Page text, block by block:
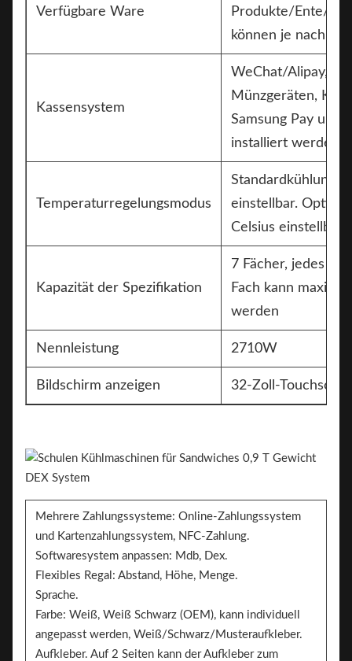
Verfügbare Ware
Produkte/Ente/
können je nach
Kassensystem
WeChat/Alipay,
Münzgeräten,
Samsung Pay und
installiert werden
Temperaturregelungsmodus
Standardkühlung:
einstellbar.
Celsius einstellbar
Kapazität der Spezifikation
7 Fächer, jedes
Fach kann
werden
Nennleistung 2710W
Bildschirm anzeigen 32-Zoll-
Mehrere Zahlungssysteme: Online-Zahlungssystem
und Kartenzahlungssystem, NFC-Zahlung.
Softwaresystem anpassen: Mdb, Dex.
Flexibles Regal: Abstand, Höhe, Menge.
Sprache.
Farbe: Weiß, Weiß Schwarz (OEM), kann individuell
angepasst werden, Weiß/Schwarz/Musteraufkleber.
Aufkleber. Auf 2 Seiten kann der Aufkleber zum